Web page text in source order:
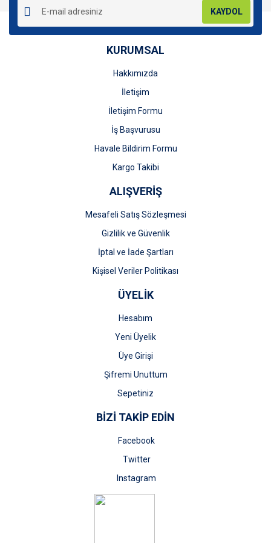
KAYDOL
KURUMSAL
Hakkımızda
İletişim
İletişim Formu
İş Başvurusu
Havale Bildirim Formu
Kargo Takibi
ALIŞVERİŞ
Mesafeli Satış Sözleşmesi
Gizlilik ve Güvenlik
İptal ve İade Şartları
Kişisel Veriler Politikası
ÜYELİK
Hesabım
Yeni Üyelik
Üye Girişi
Şifremi Unuttum
Sepetiniz
BİZİ TAKİP EDİN
Facebook
Twitter
Instagram